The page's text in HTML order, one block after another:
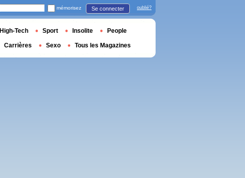
mémorisez Se connecter oublié?
High-Tech Sport Insolite People
Carrières Sexo Tous les Magazines